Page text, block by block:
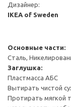
Дизайнер:
IKEA of Sweden
Основные части:
Сталь,
Заглушка:
Пластмасса АБС
Вытирать чистой
Протирать мягкой